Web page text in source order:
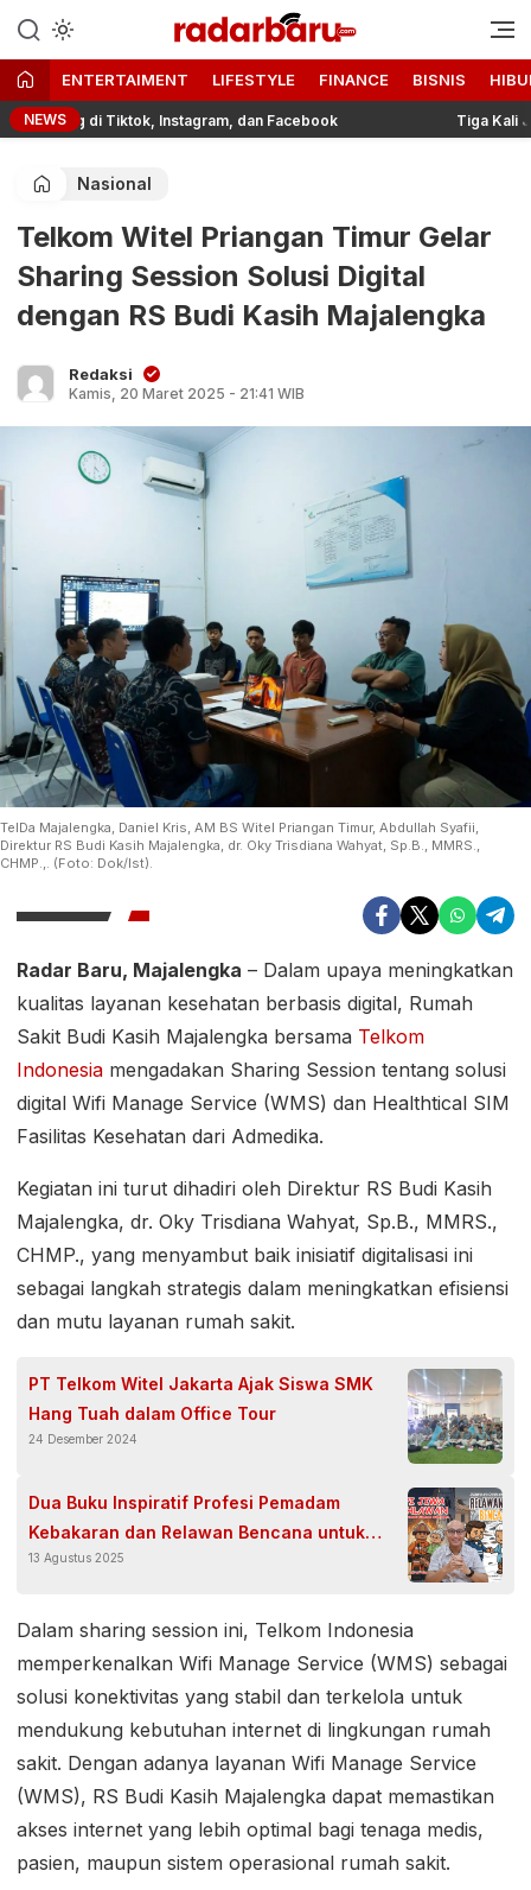
radarbaru.com
Informasi Berita Terbaru dan
Terkini Hari Ini
ENTERTAIMENT LIFESTYLE FINANCE BISNIS
NEWS
di Tiktok, Instagram, dan Facebook Tiga Kali Jatuh,
Nasional
Telkom Witel Priangan Timur Gelar
Sharing Session Solusi Digital
dengan RS Budi Kasih Majalengka
Redaksi
Kamis, 20 Maret 2025 - 21:41 WIB
TelDa Majalengka, Daniel Kris, AM BS Witel Priangan Timur, Abdullah Syafii,
Direktur RS Budi Kasih Majalengka, dr. Oky Trisdiana Wahyat, Sp.B., MMRS.,
CHMP.,. (Foto: Dok/Ist).
Radar Baru, Majalengka – Dalam upaya meningkatkan
kualitas layanan kesehatan berbasis digital, Rumah
Sakit Budi Kasih Majalengka bersama Telkom
Indonesia mengadakan Sharing Session tentang solusi
digital Wifi Manage Service (WMS) dan Healthtical SIM
Fasilitas Kesehatan dari Admedika.
Kegiatan ini turut dihadiri oleh Direktur RS Budi Kasih
Majalengka, dr. Oky Trisdiana Wahyat, Sp.B., MMRS.,
CHMP., yang menyambut baik inisiatif digitalisasi ini
sebagai langkah strategis dalam meningkatkan efisiensi
dan mutu layanan rumah sakit.
PT Telkom Witel Jakarta Ajak Siswa SMK
Hang Tuah dalam Office Tour
24 Desember 2024
Dua Buku Inspiratif Profesi Pemadam
Kebakaran dan Relawan Bencana untuk
Peringatan Hari Anak Nasional
13 Agustus 2025
Dalam sharing session ini, Telkom Indonesia
memperkenalkan Wifi Manage Service (WMS) sebagai
solusi konektivitas yang stabil dan terkelola untuk
mendukung kebutuhan internet di lingkungan rumah
sakit. Dengan adanya layanan Wifi Manage Service
(WMS), RS Budi Kasih Majalengka dapat memastikan
akses internet yang lebih optimal bagi tenaga medis,
pasien, maupun sistem operasional rumah sakit.